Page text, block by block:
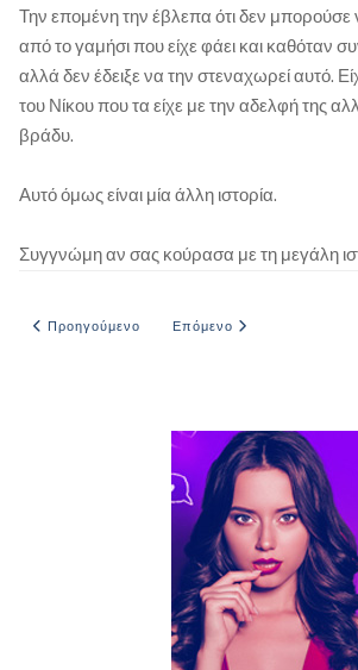
Την επομένη την έβλεπα ότι δεν μπορούσε
από το γαμήσι που είχε φάει και καθόταν
αλλά δεν έδειξε να την στεναχωρεί αυτό.
του Νίκου που τα είχε με την αδελφή της
βράδυ.
Αυτό όμως είναι μία άλλη ιστορία.
Συγγνώμη αν σας κούρασα με τη μεγάλη
Προηγούμενο άρθρο: Η ιστορια με τη «θεια»
Προηγούμενο Επόμενο άρθρο: Με ξέσκισε
Επόμενο